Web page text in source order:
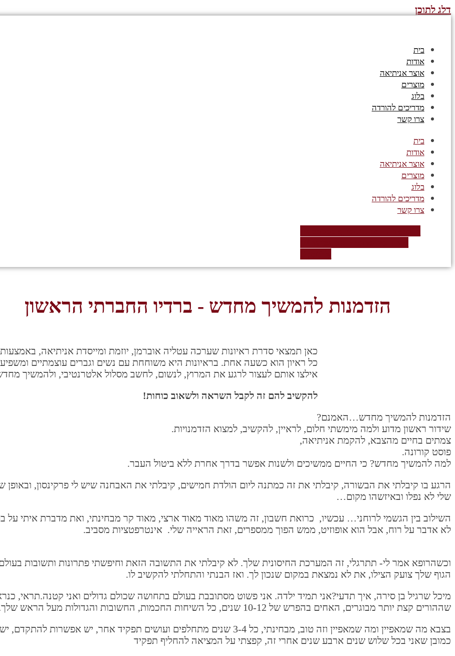
דלג לתוכן
בית
אודות
אוצר אניתיאה
מוצרים
בלוג
מדריכים להורדה
צרו קשר
בית
אודות
אוצר אניתיאה
מוצרים
בלוג
מדריכים להורדה
צרו קשר
הזדמנות להמשיך מחדש - ברדיו החברתי הראשון
כאן תמצאי סדרת ראיונות שערכה עטליה אוברמן, יוזמת ומייסדת אניתיאה,
כל ראיון הוא כשעה אחת. בראיונות היא משוחחת עם נשים וגברים עוצמתיים
אילצו אותם לעצור לרגע את המרוץ, לנשום, לחשב מסלול אלטרנטיבי, ולהמשיך
להקשיב להם זה לקבל השראה ולשאוב כוחות!
הזדמנות להמשיך מחדש…האמנם?
שידור ראשון מדוע ולמה מימשתי חלום, לראיין, להקשיב, למצוא הזדמנויות.
צמתים בחיים מהצבא, להקמת אניתיאה,
פוסט קורונה.
למה להמשיך מחדש? כי החיים ממשיכים ולשנות אפשר בדרך אחרת ללא ביטול העבר.
הרגע בו קיבלתי את הבשורה, קיבלתי את זה כמתנה ליום הולדת חמישים, קיבלתי את האבחנה שיש לי פרקינסון, ובאופן
שלי לא נפלו ובאיזשהו מקום…
השילוב בין הגשמי לרוחני… עכשיו, כרואת חשבון, זה משהו מאוד מאוד ארצי, מאוד קר מבחינתי, ואת מדברת איתי על
לא אדבר על רוח, אבל הוא אופוזיט, ממש הפוך ממספרים, זאת הראייה שלי. אינטרפטציות מסביב.
וכשהרופא אמר לי- תתרגלי, זה המערכת החיסונית שלך. לא קיבלתי את התשובה הזאת וחיפשתי פתרונות ותשובות
הגוף שלך צועק הצילו, את לא נמצאת במקום שנכון לך. ואז הבנתי והתחלתי להקשיב לו.
מיכל שרגיל בן סירה, איך תדעי?אני תמיד ילדה. אני פשוט מסתובבת בעולם בתחושה שכולם גדולים ואני קטנה.תראי,
שההורים קצת יותר מבוגרים, האחים בהפרש של 10-12 שנים, כל השיחות החכמות, החשובות והגדולות מעל הראש שלך.
בצבא מה שמאפיין ומה שמאפיין וזה טוב, מבחינתי, כל 3-4 שנים מתחלפים ועושים תפקיד אחר,
כמובן שאני בכל שלוש שנים ארבע שנים אחרי זה, קפצתי על המציאה להחליף תפקיד